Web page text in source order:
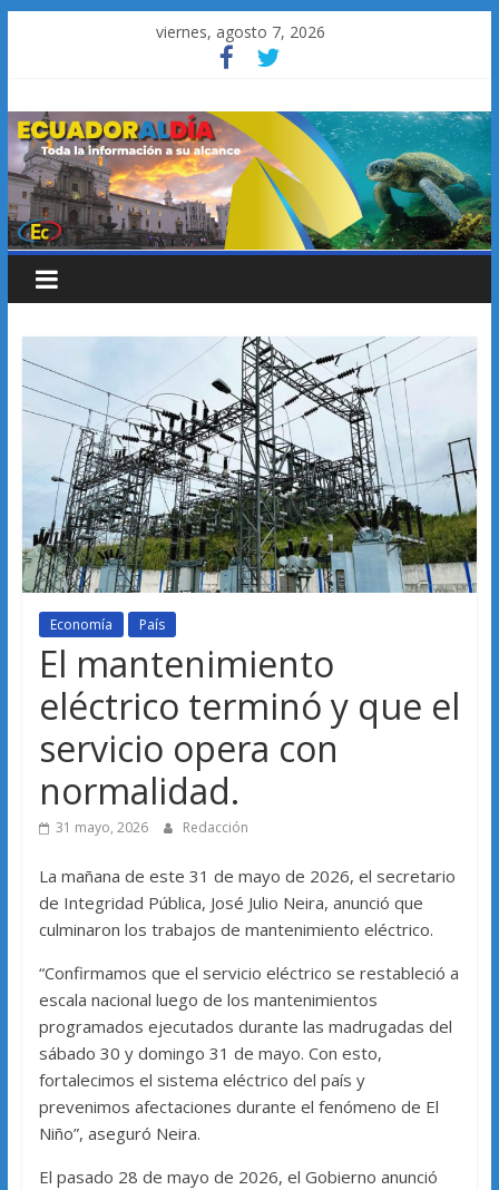
viernes, agosto 7, 2026
Economía País
El mantenimiento
eléctrico terminó y que el
servicio opera con
normalidad.
31 mayo, 2026 Redacción
La mañana de este 31 de mayo de 2026, el secretario
de Integridad Pública, José Julio Neira, anunció que
culminaron los trabajos de mantenimiento eléctrico.
“Confirmamos que el servicio eléctrico se restableció a
escala nacional luego de los mantenimientos
programados ejecutados durante las madrugadas del
sábado 30 y domingo 31 de mayo. Con esto,
fortalecimos el sistema eléctrico del país y
prevenimos afectaciones durante el fenómeno de El
Niño”, aseguró Neira.
El pasado 28 de mayo de 2026, el Gobierno anunció